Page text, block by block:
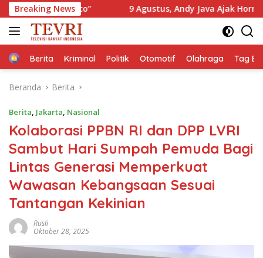
Langsung
ke
konten
Breaking News
9 Agustus, Andy Java Ajak Hormati Kearifan
HomeBerita Kriminal Politik Otomotif Olahraga Tag
Beranda Berita
Berita, Jakarta, Nasional
Kolaborasi PPBN RI dan DPP LVRI
Sambut Hari Sumpah Pemuda Bagi
Lintas Generasi Memperkuat
Wawasan Kebangsaan Sesuai
Tantangan Kekinian
Rusli
Oktober 28, 2025